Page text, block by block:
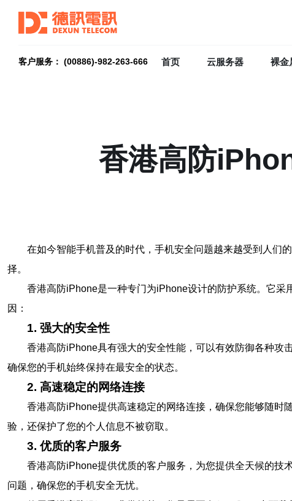
客户服务： (00886)-982-263-666 首页 云服务器 裸金
香港高防
在如今智能手机普及的时代，手机安全问题越来越受到人们
择。
香港高防iPhone是一种专门为iPhone设计的防护系统。它
因：
1. 强大的安全性
香港高防iPhone具有强大的安全性能，可以有效防御各种攻
确保您的手机始终保持在最安全的状态。
2. 高速稳定的网络连接
香港高防iPhone提供高速稳定的网络连接，确保您能够随时
验，还保护了您的个人信息不被窃取。
3. 优质的客户服务
香港高防iPhone提供优质的客户服务，为您提供全天候的技
问题，确保您的手机安全无忧。